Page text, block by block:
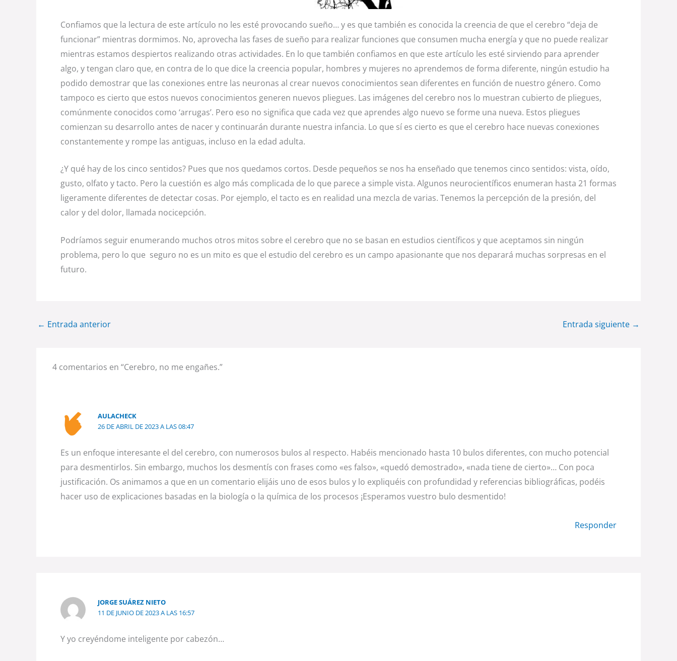
Confiamos que la lectura de este artículo no les esté provocando sueño… y es que también es conocida la creencia de que el cerebro “deja de
funcionar” mientras dormimos. No, aprovecha las fases de sueño para realizar funciones que consumen mucha energía y que no puede realizar
mientras estamos despiertos realizando otras actividades. En lo que también confiamos en que este artículo les esté sirviendo para aprender
algo, y tengan claro que, en contra de lo que dice la creencia popular, hombres y mujeres no aprendemos de forma diferente, ningún estudio ha
podido demostrar que las conexiones entre las neuronas al crear nuevos conocimientos sean diferentes en función de nuestro género. Como
tampoco es cierto que estos nuevos conocimientos generen nuevos pliegues. Las imágenes del cerebro nos lo muestran cubierto de pliegues,
comúnmente conocidos como ‘arrugas’. Pero eso no significa que cada vez que aprendes algo nuevo se forme una nueva. Estos pliegues
comienzan su desarrollo antes de nacer y continuarán durante nuestra infancia. Lo que sí es cierto es que el cerebro hace nuevas conexiones
constantemente y rompe las antiguas, incluso en la edad adulta.
¿Y qué hay de los cinco sentidos? Pues que nos quedamos cortos. Desde pequeños se nos ha enseñado que tenemos cinco sentidos: vista, oído,
gusto, olfato y tacto. Pero la cuestión es algo más complicada de lo que parece a simple vista. Algunos neurocientíficos enumeran hasta 21 formas
ligeramente diferentes de detectar cosas. Por ejemplo, el tacto es en realidad una mezcla de varias. Tenemos la percepción de la presión, del
calor y del dolor, llamada nocicepción.
Podríamos seguir enumerando muchos otros mitos sobre el cerebro que no se basan en estudios científicos y que aceptamos sin ningún
problema, pero lo que seguro no es un mito es que el estudio del cerebro es un campo apasionante que nos deparará muchas sorpresas en el
futuro.
← Entrada anterior Entrada siguiente →
4 comentarios en “Cerebro, no me engañes.”
AULACHECK
26 DE ABRIL DE 2023 A LAS 08:47
Es un enfoque interesante el del cerebro, con numerosos bulos al respecto. Habéis mencionado hasta 10 bulos diferentes, con mucho potencial
para desmentirlos. Sin embargo, muchos los desmentís con frases como «es falso», «quedó demostrado», «nada tiene de cierto»… Con poca
justificación. Os animamos a que en un comentario elijáis uno de esos bulos y lo expliquéis con profundidad y referencias bibliográficas, podéis
hacer uso de explicaciones basadas en la biología o la química de los procesos ¡Esperamos vuestro bulo desmentido!
Responder
JORGE SUÁREZ NIETO
11 DE JUNIO DE 2023 A LAS 16:57
Y yo creyéndome inteligente por cabezón…